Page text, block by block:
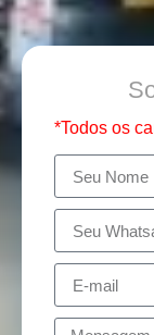
*Todos os